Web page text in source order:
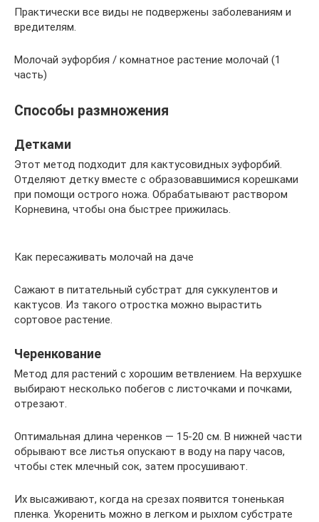
Практически все виды не подвержены заболеваниям и
вредителям.
Молочай эуфорбия / комнатное растение молочай (1
часть)
Способы размножения
Детками
Этот метод подходит для кактусовидных эуфорбий.
Отделяют детку вместе с образовавшимися корешками
при помощи острого ножа. Обрабатывают раствором
Корневина, чтобы она быстрее прижилась.
Как пересаживать молочай на даче
Сажают в питательный субстрат для суккулентов и
кактусов. Из такого отростка можно вырастить
сортовое растение.
Черенкование
Метод для растений с хорошим ветвлением. На верхушке
выбирают несколько побегов с листочками и почками,
отрезают.
Оптимальная длина черенков — 15-20 см. В нижней части
обрывают все листья опускают в воду на пару часов,
чтобы стек млечный сок, затем просушивают.
Их высаживают, когда на срезах появится тоненькая
пленка. Укоренить можно в легком и рыхлом субстрате